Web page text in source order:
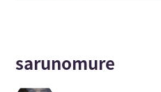
sarunomure